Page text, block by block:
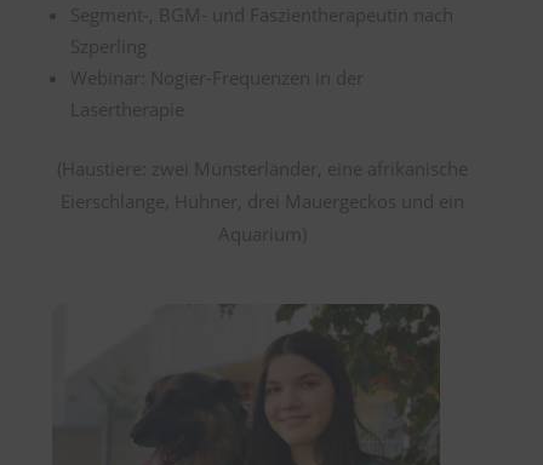
Segment-, BGM- und Faszientherapeutin nach
Szperling
Webinar: Nogier-Frequenzen in der
Lasertherapie
(Haustiere: zwei Münsterländer, eine afrikanische
Eierschlange, Hühner, drei Mauergeckos und ein
Aquarium)